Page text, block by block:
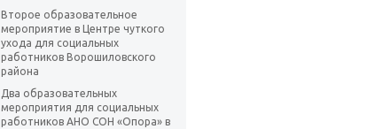
Второе образовательное
мероприятие в Центре чуткого
ухода для социальных
работников Ворошиловского
района
Два образовательных
мероприятия для социальных
работников АНО СОН «Опора» в